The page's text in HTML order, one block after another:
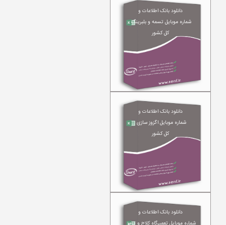
دانلود بانک اطلاعات و
شماره موبایل تسمه و بلبرینگ
کل کشور
دانلود بانک اطلاعات و
شماره موبایل اگزوز سازی
کل کشور
دانلود بانک اطلاعات و